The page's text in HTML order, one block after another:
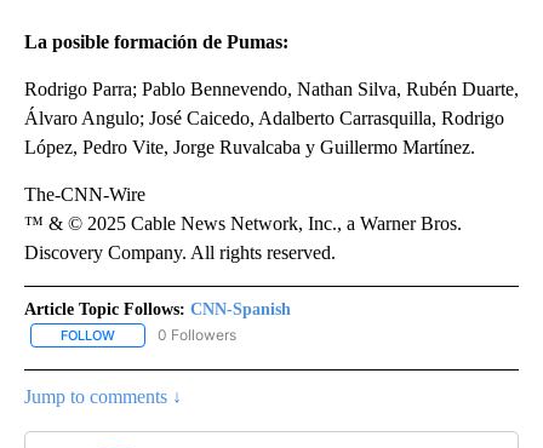
La posible formación de Pumas:
Rodrigo Parra; Pablo Bennevendo, Nathan Silva, Rubén Duarte,
Álvaro Angulo; José Caicedo, Adalberto Carrasquilla, Rodrigo
López, Pedro Vite, Jorge Ruvalcaba y Guillermo Martínez.
The-CNN-Wire
™ & © 2025 Cable News Network, Inc., a Warner Bros.
Discovery Company. All rights reserved.
Article Topic Follows: CNN-Spanish
FOLLOW FOLLOW "CNN-SPANISH" TO RECEIVE NOTIFICATIONS ABOUT
0 Followers
Jump to comments ↓